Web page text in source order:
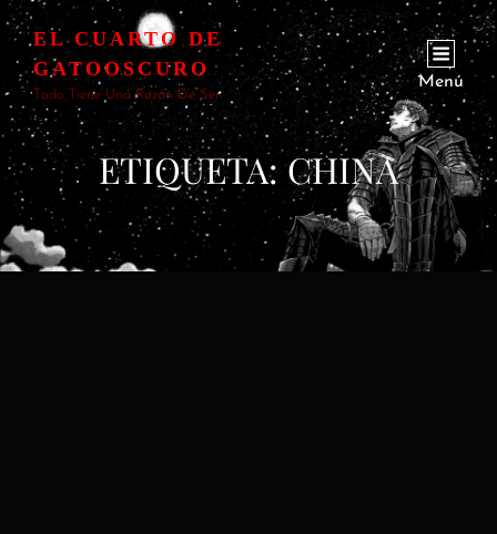
EL CUARTO DE
GATOOSCURO
Todo Tiene Una Razón De Ser
Menú
ETIQUETA:CHINA